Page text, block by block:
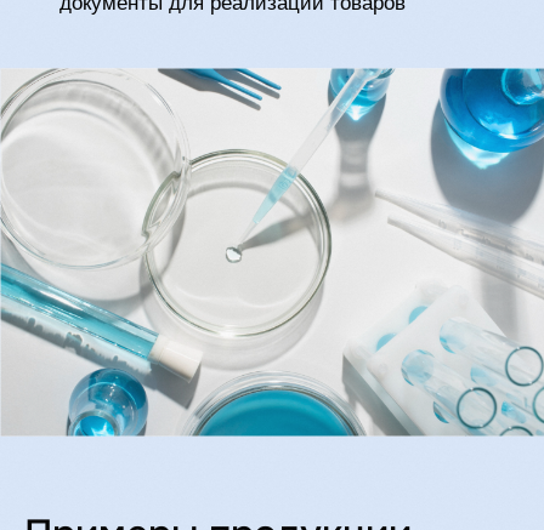
ПРАЙС ДЛЯ
ОПТОВИКОВ
ЗАПРОСИТЬ
ПРОДАЖА НА
МАРКЕТПЛЕЙСАХ:
косметики на маркетплейсах, в нашем